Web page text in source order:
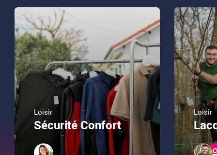
Loisir
Sécurité Confort
Loisir